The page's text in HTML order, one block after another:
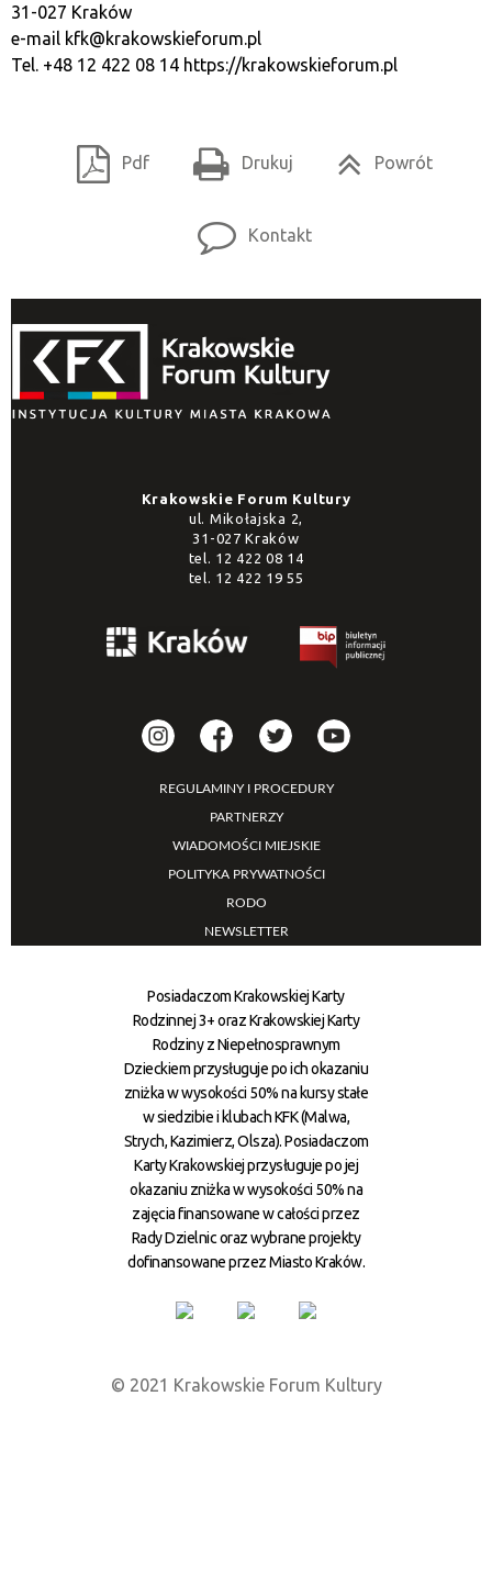
31-027 Kraków
e-mail kfk@krakowskieforum.pl
Tel. +48 12 422 08 14 https://krakowskieforum.pl
Pdf Drukuj Powrót
Kontakt
Krakowskie Forum Kultury
ul. Mikołajska 2,
31-027 Kraków
tel. 12 422 08 14
tel. 12 422 19 55
REGULAMINY I PROCEDURY
PARTNERZY
WIADOMOŚCI MIEJSKIE
POLITYKA PRYWATNOŚCI
RODO
NEWSLETTER
Posiadaczom Krakowskiej Karty
Rodzinnej 3+ oraz Krakowskiej Karty
Rodziny z Niepełnosprawnym
Dzieckiem przysługuje po ich okazaniu
zniżka w wysokości 50% na kursy stałe
w siedzibie i klubach KFK (Malwa,
Strych, Kazimierz, Olsza). Posiadaczom
Karty Krakowskiej przysługuje po jej
okazaniu zniżka w wysokości 50% na
zajęcia finansowane w całości przez
Rady Dzielnic oraz wybrane projekty
dofinansowane przez Miasto Kraków.
© 2021 Krakowskie Forum Kultury